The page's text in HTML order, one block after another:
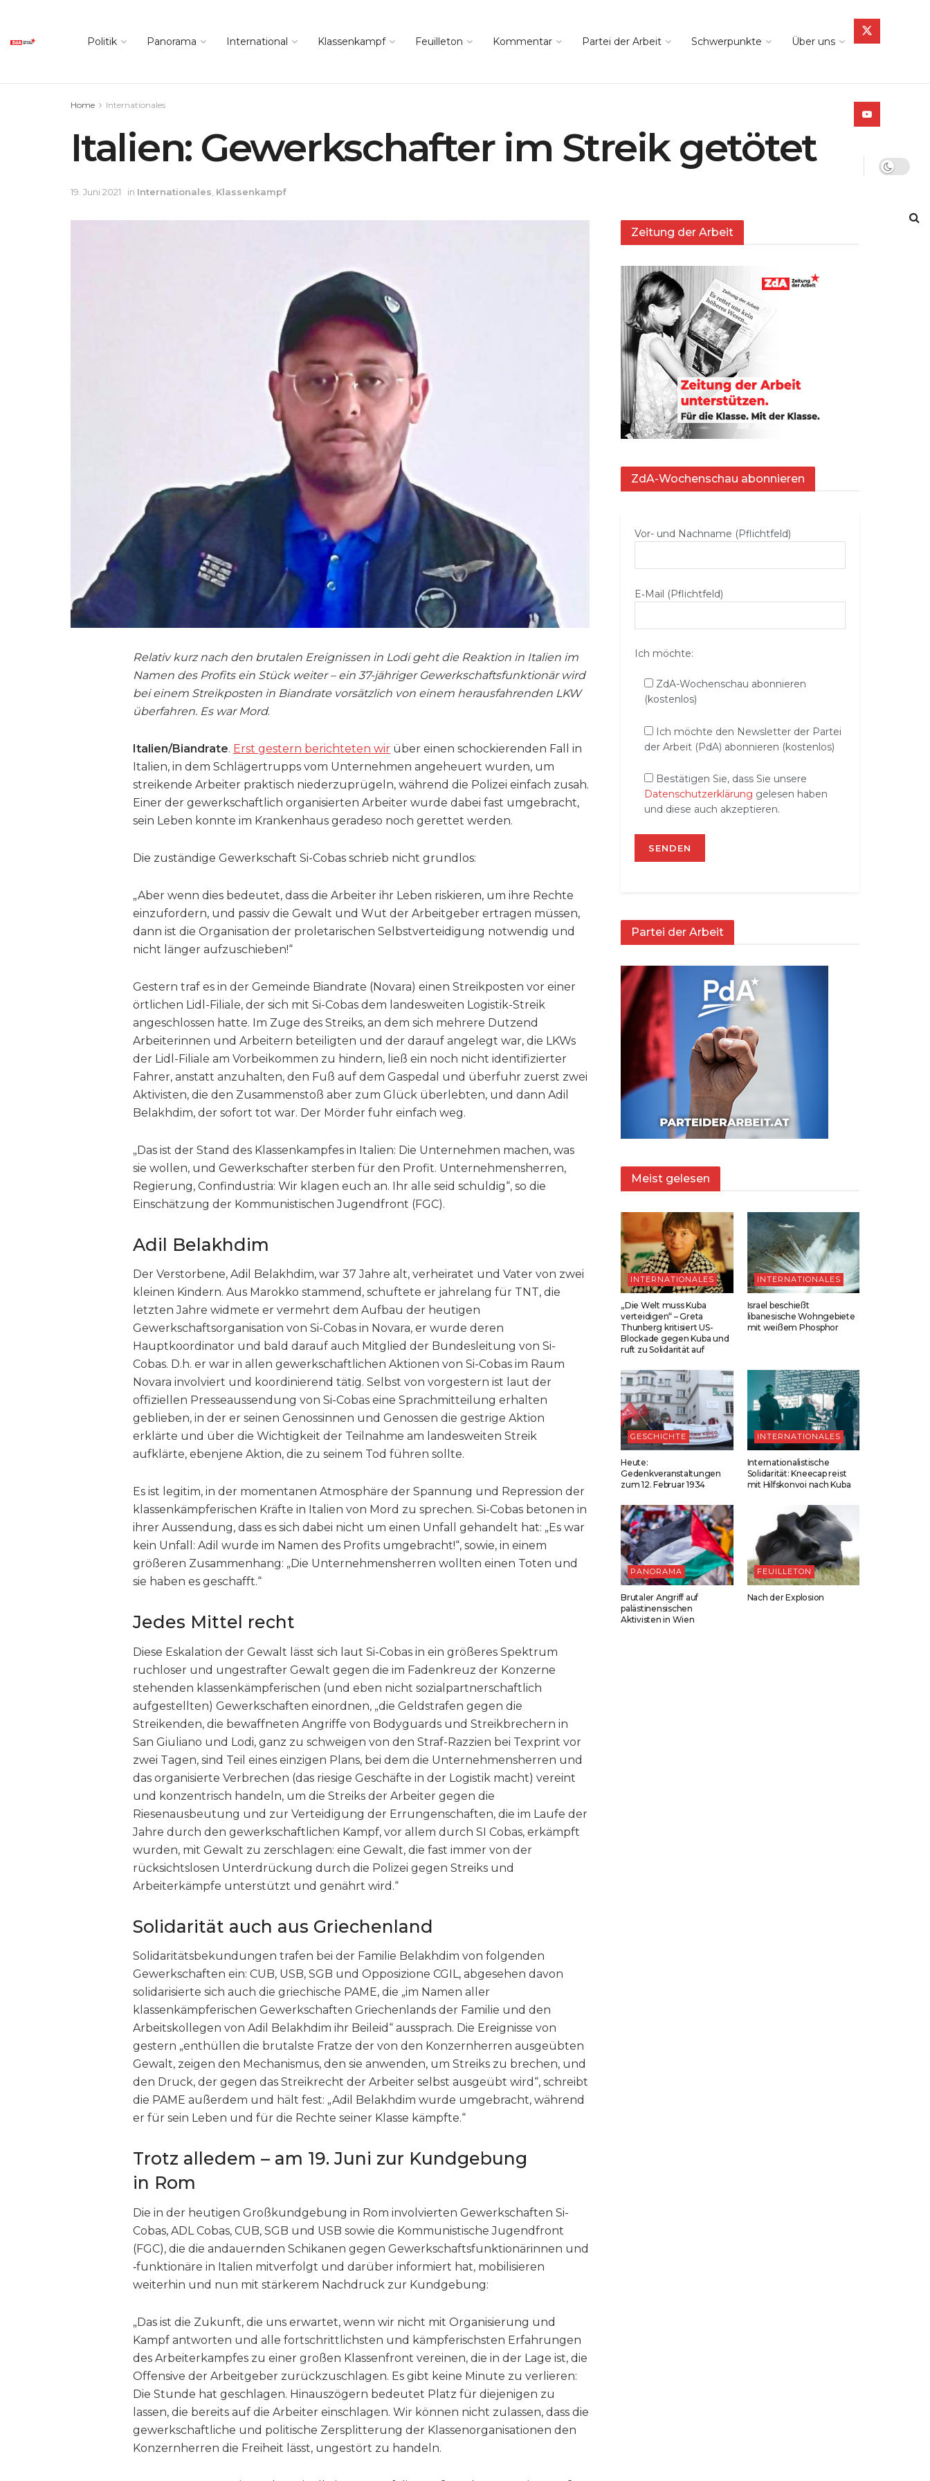
Politik Panorama International Klassenkampf Feuilleton Kommentar Partei der Arbeit Schwerpunkte Über uns
Home Internationales
Italien: Gewerkschafter im Streik getötet
19. Juni 2021 in Internationales, Klassenkampf
Relativ kurz nach den brutalen Ereignissen in Lodi geht die Reaktion in Italien im
Namen des Profits ein Stück weiter – ein 37-jähriger Gewerkschaftsfunktionär wird
bei einem Streikposten in Biandrate vorsätzlich von einem herausfahrenden LKW
überfahren. Es war Mord.
Italien/Biandrate. Erst gestern berichteten wir über einen schockierenden Fall in
Italien, in dem Schlägertrupps vom Unternehmen angeheuert wurden, um
streikende Arbeiter praktisch niederzuprügeln, während die Polizei einfach zusah.
Einer der gewerkschaftlich organisierten Arbeiter wurde dabei fast umgebracht,
sein Leben konnte im Krankenhaus geradeso noch gerettet werden.
Die zuständige Gewerkschaft Si-Cobas schrieb nicht grundlos:
„Aber wenn dies bedeutet, dass die Arbeiter ihr Leben riskieren, um ihre Rechte
einzufordern, und passiv die Gewalt und Wut der Arbeitgeber ertragen müssen,
dann ist die Organisation der proletarischen Selbstverteidigung notwendig und
nicht länger aufzuschieben!“
Gestern traf es in der Gemeinde Biandrate (Novara) einen Streikposten vor einer
örtlichen Lidl-Filiale, der sich mit Si-Cobas dem landesweiten Logistik-Streik
angeschlossen hatte. Im Zuge des Streiks, an dem sich mehrere Dutzend
Arbeiterinnen und Arbeitern beteiligten und der darauf angelegt war, die LKWs
der Lidl-Filiale am Vorbeikommen zu hindern, ließ ein noch nicht identifizierter
Fahrer, anstatt anzuhalten, den Fuß auf dem Gaspedal und überfuhr zuerst zwei
Aktivisten, die den Zusammenstoß aber zum Glück überlebten, und dann Adil
Belakhdim, der sofort tot war. Der Mörder fuhr einfach weg.
„Das ist der Stand des Klassenkampfes in Italien: Die Unternehmen machen, was
sie wollen, und Gewerkschafter sterben für den Profit. Unternehmensherren,
Regierung, Confindustria: Wir klagen euch an. Ihr alle seid schuldig“, so die
Einschätzung der Kommunistischen Jugendfront (FGC).
Adil Belakhdim
Der Verstorbene, Adil Belakhdim, war 37 Jahre alt, verheiratet und Vater von zwei
kleinen Kindern. Aus Marokko stammend, schuftete er jahrelang für TNT, die
letzten Jahre widmete er vermehrt dem Aufbau der heutigen
Gewerkschaftsorganisation von Si-Cobas in Novara, er wurde deren
Hauptkoordinator und bald darauf auch Mitglied der Bundesleitung von Si-
Cobas. D.h. er war in allen gewerkschaftlichen Aktionen von Si-Cobas im Raum
Novara involviert und koordinierend tätig. Selbst von vorgestern ist laut der
offiziellen Presseaussendung von Si-Cobas eine Sprachmitteilung erhalten
geblieben, in der er seinen Genossinnen und Genossen die gestrige Aktion
erklärte und über die Wichtigkeit der Teilnahme am landesweiten Streik
aufklärte, ebenjene Aktion, die zu seinem Tod führen sollte.
Es ist legitim, in der momentanen Atmosphäre der Spannung und Repression der
klassenkämpferischen Kräfte in Italien von Mord zu sprechen. Si-Cobas betonen in
ihrer Aussendung, dass es sich dabei nicht um einen Unfall gehandelt hat: „Es war
kein Unfall: Adil wurde im Namen des Profits umgebracht!“, sowie, in einem
größeren Zusammenhang: „Die Unternehmensherren wollten einen Toten und
sie haben es geschafft.“
Jedes Mittel recht
Diese Eskalation der Gewalt lässt sich laut Si-Cobas in ein größeres Spektrum
ruchloser und ungestrafter Gewalt gegen die im Fadenkreuz der Konzerne
stehenden klassenkämpferischen (und eben nicht sozialpartnerschaftlich
aufgestellten) Gewerkschaften einordnen, „die Geldstrafen gegen die
Streikenden, die bewaffneten Angriffe von Bodyguards und Streikbrechern in
San Giuliano und Lodi, ganz zu schweigen von den Straf-Razzien bei Texprint vor
zwei Tagen, sind Teil eines einzigen Plans, bei dem die Unternehmensherren und
das organisierte Verbrechen (das riesige Geschäfte in der Logistik macht) vereint
und konzentrisch handeln, um die Streiks der Arbeiter gegen die
Riesenausbeutung und zur Verteidigung der Errungenschaften, die im Laufe der
Jahre durch den gewerkschaftlichen Kampf, vor allem durch SI Cobas, erkämpft
wurden, mit Gewalt zu zerschlagen: eine Gewalt, die fast immer von der
rücksichtslosen Unterdrückung durch die Polizei gegen Streiks und
Arbeiterkämpfe unterstützt und genährt wird.“
Solidarität auch aus Griechenland
Solidaritätsbekundungen trafen bei der Familie Belakhdim von folgenden
Gewerkschaften ein: CUB, USB, SGB und Opposizione CGIL, abgesehen davon
solidarisierte sich auch die griechische PAME, die „im Namen aller
klassenkämpferischen Gewerkschaften Griechenlands der Familie und den
Arbeitskollegen von Adil Belakhdim ihr Beileid“ aussprach. Die Ereignisse von
gestern „enthüllen die brutalste Fratze der von den Konzernherren ausgeübten
Gewalt, zeigen den Mechanismus, den sie anwenden, um Streiks zu brechen, und
den Druck, der gegen das Streikrecht der Arbeiter selbst ausgeübt wird“, schreibt
die PAME außerdem und hält fest: „Adil Belakhdim wurde umgebracht, während
er für sein Leben und für die Rechte seiner Klasse kämpfte.“
Trotz alledem – am 19. Juni zur Kundgebung
in Rom
Die in der heutigen Großkundgebung in Rom involvierten Gewerkschaften Si-
Cobas, ADL Cobas, CUB, SGB und USB sowie die Kommunistische Jugendfront
(FGC), die die andauernden Schikanen gegen Gewerkschaftsfunktionärinnen und
‑funktionäre in Italien mitverfolgt und darüber informiert hat, mobilisieren
weiterhin und nun mit stärkerem Nachdruck zur Kundgebung:
„Das ist die Zukunft, die uns erwartet, wenn wir nicht mit Organisierung und
Kampf antworten und alle fortschrittlichsten und kämpferischsten Erfahrungen
des Arbeiterkampfes zu einer großen Klassenfront vereinen, die in der Lage ist, die
Offensive der Arbeitgeber zurückzuschlagen. Es gibt keine Minute zu verlieren:
Die Stunde hat geschlagen. Hinauszögern bedeutet Platz für diejenigen zu
lassen, die bereits auf die Arbeiter einschlagen. Wir können nicht zulassen, dass die
gewerkschaftliche und politische Zersplitterung der Klassenorganisationen den
Konzernherren die Freiheit lässt, ungestört zu handeln.
Zeitung der Arbeit
ZdA-Wochenschau abonnieren
Vor- und Nachname (Pflichtfeld)
E‑Mail (Pflichtfeld)
Ich möchte:
ZdA-Wochenschau abonnieren
(kostenlos)
Ich möchte den Newsletter der Partei
der Arbeit (PdA) abonnieren (kostenlos)
Bestätigen Sie, dass Sie unsere
Datenschutzerklärung gelesen haben
und diese auch akzeptieren.
Partei der Arbeit
Meist gelesen
INTERNATIONALES
„Die Welt muss Kuba
verteidigen“ – Greta
Thunberg kritisiert US-
Blockade gegen Kuba und
ruft zu Solidarität auf
INTERNATIONALES
Israel beschießt
libanesische Wohngebiete
mit weißem Phosphor
GESCHICHTE
Heute:
Gedenkveranstaltungen
zum 12. Februar 1934
INTERNATIONALES
Internationalistische
Solidarität: Kneecap reist
mit Hilfskonvoi nach Kuba
PANORAMA
Brutaler Angriff auf
palästinensischen
Aktivisten in Wien
FEUILLETON
Nach der Explosion